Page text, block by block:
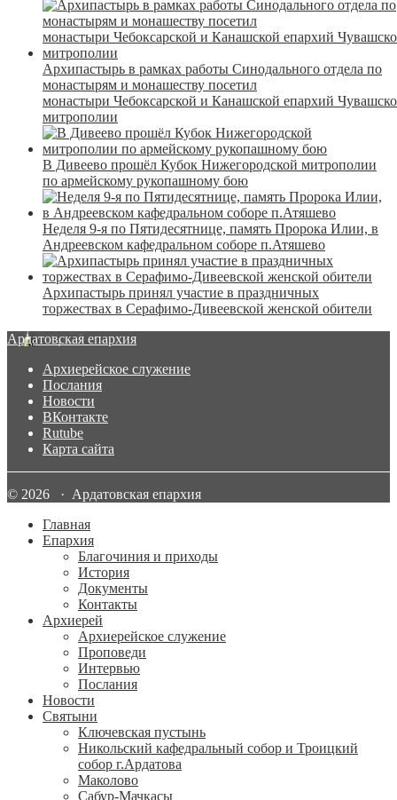
Архипастырь в рамках работы Синодального отдела по
монастырям и монашеству посетил
монастыри Чебоксарской и Канашской епархий
митрополии
В Дивеево прошёл Кубок Нижегородской митрополии
по армейскому рукопашному бою
Неделя 9-я по Пятидесятнице, память Пророка Илии, в
Андреевском кафедральном соборе п.Атяшево
Архипастырь принял участие в праздничных
торжествах в Серафимо-Дивеевской женской обители
Ардатовская епархия
Архиерейское служение
Послания
Новости
ВКонтакте
Rutube
Карта сайта
© 2026 · Ардатовская епархия
Главная
Епархия
Благочиния и приходы
История
Документы
Контакты
Архиерей
Архиерейское служение
Проповеди
Интервью
Послания
Новости
Святыни
Ключевская пустынь
Никольский кафедральный собор и Троицкий
собор г.Ардатова
Маколово
Сабур-Мачкасы